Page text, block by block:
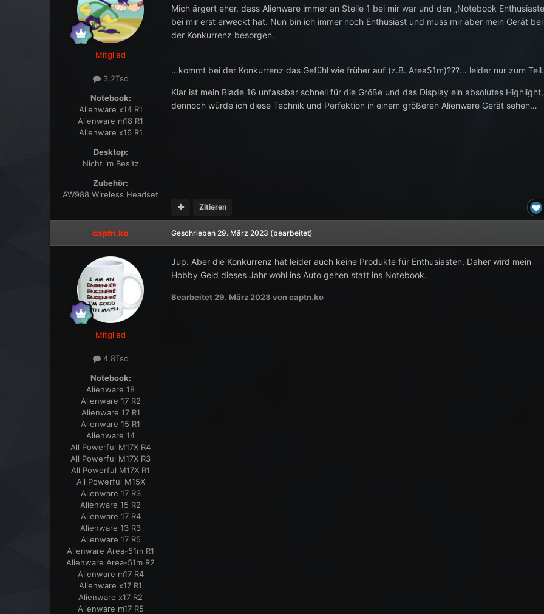
Mitglied
3,2Tsd
Notebook:
Alienware x14 R1
Alienware m18 R1
Alienware x16 R1
Desktop:
Nicht im Besitz
Zubehör:
AW988 Wireless Headset
Mich ärgert eher, dass Alienware immer an Stelle 1 bei mir war und den „Notebook
bei mir erst erweckt hat. Nun bin ich immer noch Enthusiast und muss mir aber mein Gerät bei
der Konkurrenz besorgen.
…kommt bei der Konkurrenz das Gefühl wie früher auf (z.B. Area51m)???… leider nur zum Teil.
Klar ist mein Blade 16 unfassbar schnell für die Größe und das Display ein absolutes Highlight,
dennoch würde ich diese Technik und Perfektion in einem größeren Alienware Gerät sehen…
Zitieren
captn.ko
Mitglied
4,8Tsd
Notebook:
Alienware 18
Alienware 17 R2
Alienware 17 R1
Alienware 15 R1
Alienware 14
All Powerful M17X R4
All Powerful M17X R3
All Powerful M17X R1
All Powerful M15X
Alienware 17 R3
Alienware 15 R2
Alienware 17 R4
Alienware 13 R3
Alienware 17 R5
Alienware Area-51m R1
Alienware Area-51m R2
Alienware m17 R4
Alienware x17 R1
Alienware x17 R2
Alienware m17 R5
Geschrieben 29. März 2023 (bearbeitet)
Jup. Aber die Konkurrenz hat leider auch keine Produkte für Enthusiasten. Daher wird mein
Hobby Geld dieses Jahr wohl ins Auto gehen statt ins Notebook.
Bearbeitet 29. März 2023 von captn.ko